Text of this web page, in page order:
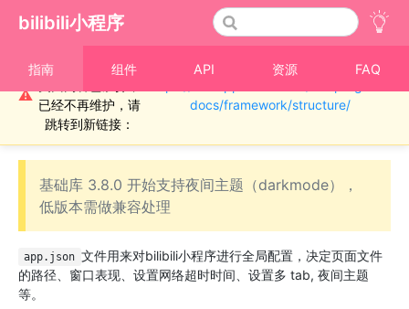
bilibili小程序
指南 组件 API 资源 FAQ
⚠
重要通知！！！本
已经不再维护，请
跳转到新链接：
docs/framework/structure/
› 全局配置
全局配置
基础库 3.8.0 开始支持夜间主题（darkmode），
低版本需做兼容处理
app.json 文件用来对bilibili小程序进行全局配置，决定页面文件
的路径、窗口表现、设置网络超时时间、设置多 tab, 夜间主题
等。